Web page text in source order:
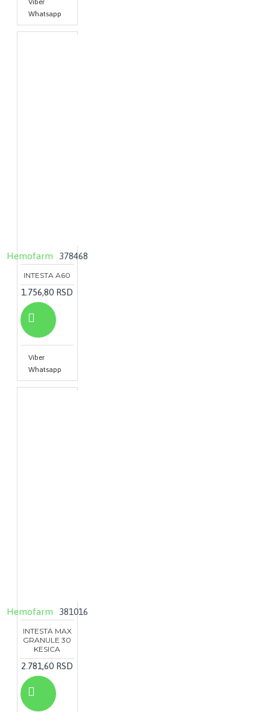
Viber
Whatsapp
Hemofarm 378468
INTESTA A60
1.756,80 RSD
Viber
Whatsapp
Hemofarm 381016
INTESTA MAX
GRANULE 30
KESICA
2.781,60 RSD